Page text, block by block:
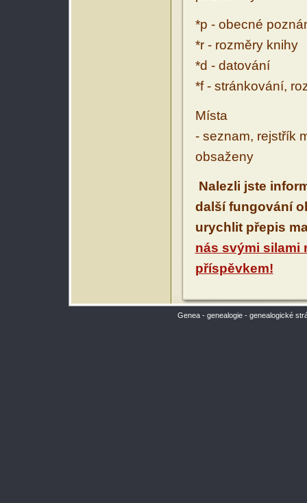
*p - obecné
*r - rozměry knihy
*d - datování
*f - stránkování,
Místa
- seznam, rejstřík
obsaženy
Nalezli jste
další fungování
urychlit přepis
nás svými silami
příspěvkem!
Genea - genealogie - genealogické